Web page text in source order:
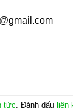
tức . Đánh dấu liên